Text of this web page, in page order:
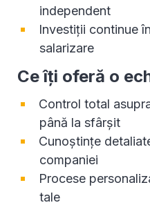
independent
Investiții continue
salarizare
Ce îți oferă o
Control total
până la sfârșit
Cunoștințe
companiei
Procese
tale